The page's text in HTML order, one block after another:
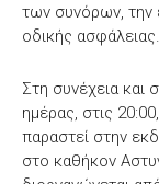
των συνόρων, την
οδικής ασφάλειας.
Στη συνέχεια και
ημέρας, στις
παραστεί στην
στο καθήκον